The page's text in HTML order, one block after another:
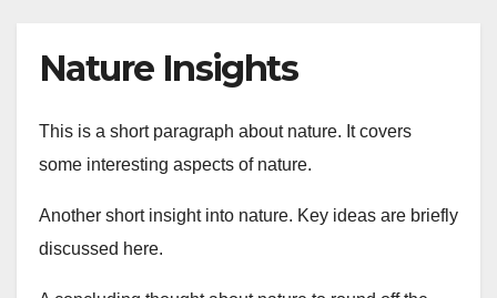
Nature Insights
This is a short paragraph about nature. It covers
some interesting aspects of nature.
Another short insight into nature. Key ideas are briefly
discussed here.